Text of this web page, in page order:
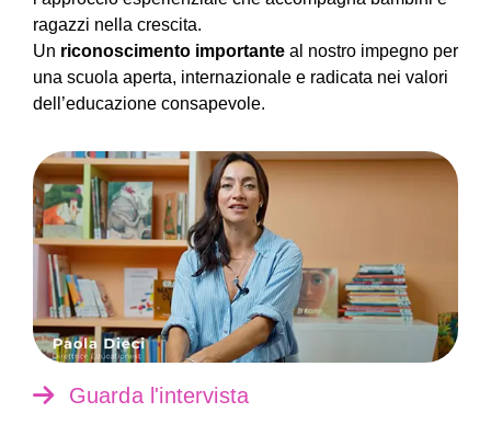
ragazzi nella crescita.
Un riconoscimento importante al nostro impegno per
una scuola aperta, internazionale e radicata nei valori
dell’educazione consapevole.
Guarda l'intervista